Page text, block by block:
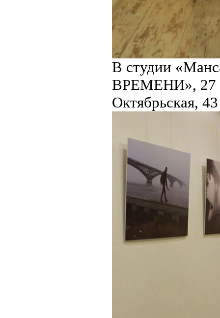
В студии
ВРЕМЕНИ», 27
Октябрьская,